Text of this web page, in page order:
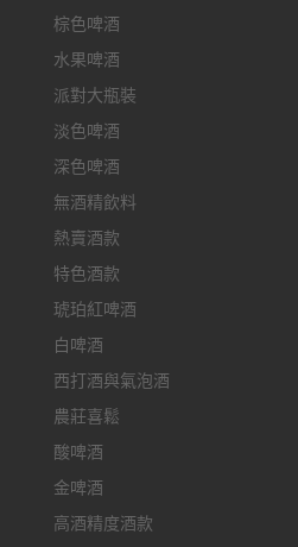
棕色啤酒
水果啤酒
派對大瓶裝
淡色啤酒
深色啤酒
無酒精飲料
熱賣酒款
特色酒款
琥珀紅啤酒
白啤酒
西打酒與氣泡酒
農莊喜鬆
酸啤酒
金啤酒
高酒精度酒款